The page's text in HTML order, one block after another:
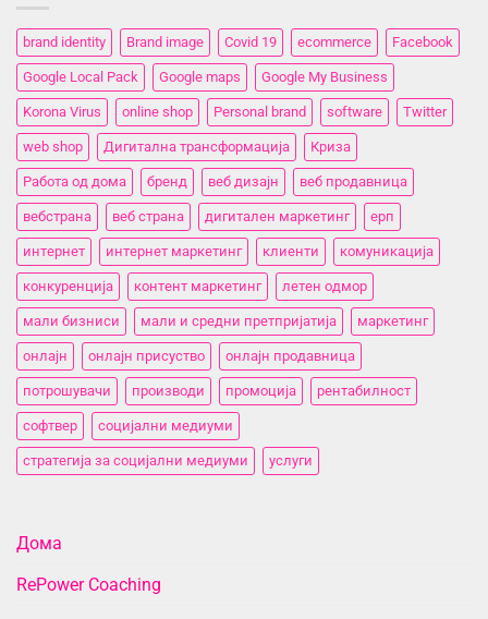
brand identity Brand image Covid 19 ecommerce Facebook
Google Local Pack Google maps Google My Business
Korona Virus online shop Personal brand software Twitter
web shop Дигитална трансформација Криза
Работа од дома бренд веб дизајн веб продавница
вебстранa веб страна дигитален маркетинг ерп
интернет интернет маркетинг клиенти комуникација
конкуренција контент маркетинг летен одмор
мали бизниси мали и средни претпријатија маркетинг
онлајн онлајн присуство онлајн продавница
потрошувачи производи промоција рентабилност
софтвер социјални медиуми
стратегија за социјални медиуми услуги
Дома
RePower Coaching